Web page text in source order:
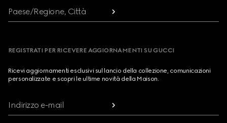
Paese/Regione, Città
REGISTRATI PER RICEVERE AGGIORNAMENTI SU GUCCI
Ricevi aggiornamenti esclusivi sul lancio della collezione, comunicazioni
personalizzate e scopri le ultime novità della Maison.
Indirizzo e-mail